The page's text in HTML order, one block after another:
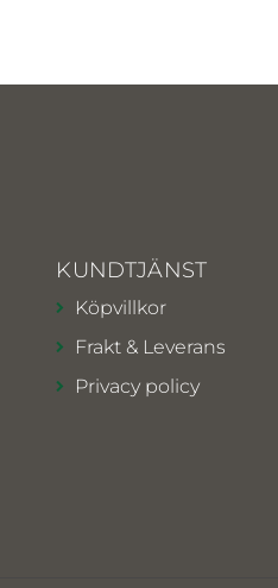
KUNDTJÄNST
Köpvillkor
Frakt & Leverans
Privacy policy